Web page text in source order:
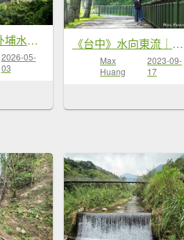
【台中外埔】外埔水流東桐花步道
2026-05-
03
《台中》水向東流｜外埔水流東桐花步道20230916
Max
Huang
2023-09-
17